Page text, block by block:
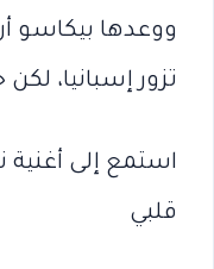
ووعدها بيكاسو
تزور إسبانيا،
استمع إلى
قلبي